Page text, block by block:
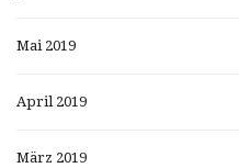
Mai 2019
April 2019
März 2019